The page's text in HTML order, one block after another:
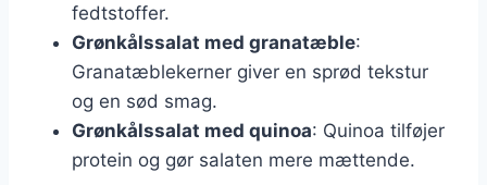
fedtstoffer.
Grønkålssalat med granatæble:
Granatæblekerner giver en sprød tekstur
og en sød smag.
Grønkålssalat med quinoa: Quinoa tilføjer
protein og gør salaten mere mættende.